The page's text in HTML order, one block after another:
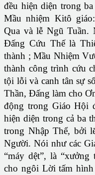
đều hiện diện trong
Mầu nhiệm Kitô
Qua và lễ Ngũ Tuần.
Ðấng Cứu Thế là
thành ; Mầu Nhiệm
thành công trình cứu
tội lỗi và canh tân sự
Thần, Ðấng làm cho
động trong Giáo Hội
hiện diện trong cả ba
trong Nhập Thể, bởi
Người. Nói như các
“máy dệt”, là
cho ngôi Lời tấm